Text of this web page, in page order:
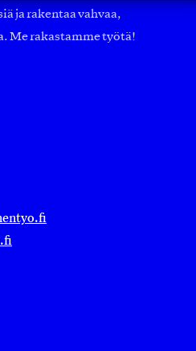
ja rakentaa vahvaa,
Me rakastamme työtä!